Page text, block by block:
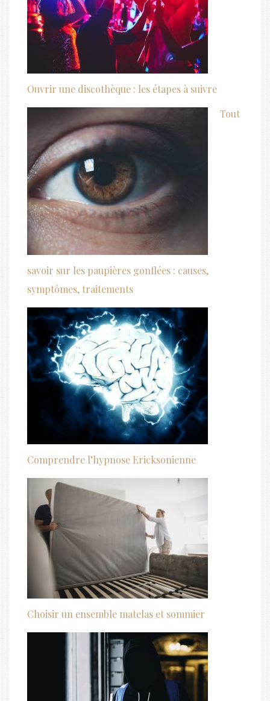
Ouvrir une discothèque : les étapes à suivre
Tout
savoir sur les paupières gonflées : causes,
symptômes, traitements
Comprendre l’hypnose Ericksonienne
Choisir un ensemble matelas et sommier